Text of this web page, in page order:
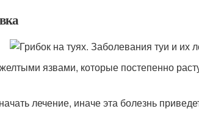
язвами, которые постепенно
лечение, иначе эта болезнь